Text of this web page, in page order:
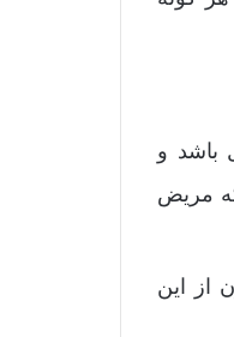
باشد و
مریض
از این